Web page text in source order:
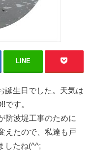
LINE
誕生日でした。天気は
です。
防波堤工事のために
えたので、私達も戸
したね(^^;